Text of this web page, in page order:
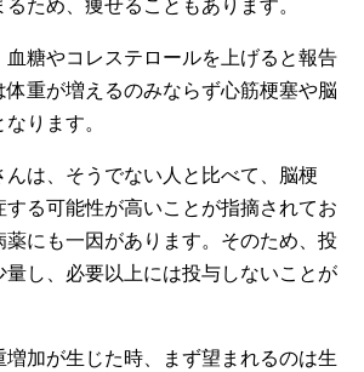
ため、痩せることもあります。
血糖やコレステロールを上げると報告
体重が増えるのみならず心筋梗塞や脳
ります。
は、そうでない人と比べて、脳梗
る可能性が高いことが指摘されてお
薬にも一因があります。そのため、投
量し、必要以上には投与しないことが
増加が生じた時、まず望まれるのは生